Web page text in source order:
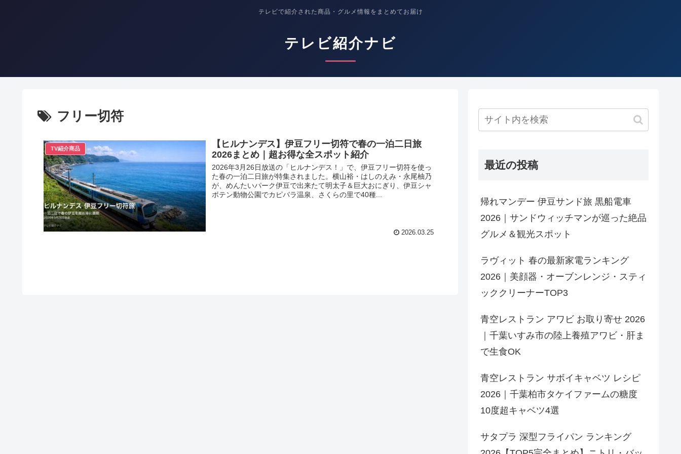
テレビで紹介された商品・グルメ情報をまとめてお届け
テレビ紹介ナビ
フリー切符
TV紹介商品
【ヒルナンデス】伊豆フリー切符で春の一泊二日旅
2026まとめ｜超お得な全スポット紹介
2026年3月26日放送の「ヒルナンデス！」で、伊豆フリー切符を使っ
た春の一泊二日旅が特集されました。横山裕・はしのえみ・永尾柚乃
が、めんたいパーク伊豆で出来たて明太子＆巨大おにぎり、伊豆シャ
ボテン動物公園でカピバラ温泉、さくらの里で40種...
2026.03.25
最近の投稿
帰れマンデー 伊豆サンド旅 黒船電車
2026｜サンドウィッチマンが巡った絶品
グルメ＆観光スポット
ラヴィット 春の最新家電ランキング
2026｜美顔器・オーブンレンジ・スティ
ッククリーナーTOP3
青空レストラン アワビ お取り寄せ 2026
｜千葉いすみ市の陸上養殖アワビ・肝ま
で生食OK
青空レストラン サボイキャベツ レシピ
2026｜千葉柏市タケイファームの糖度
10度超キャベツ4選
サタプラ 深型フライパン ランキング